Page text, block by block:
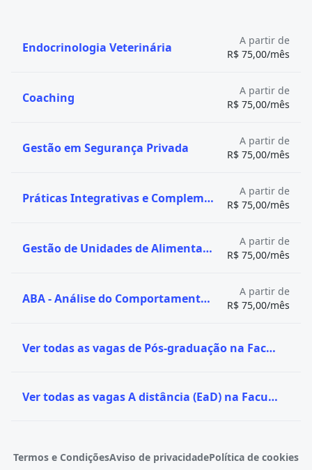
Endocrinologia Veterinária
A partir de
R$ 75,00/mês
Coaching
A partir de
R$ 75,00/mês
Gestão em Segurança Privada
A partir de
R$ 75,00/mês
Práticas Integrativas e Complementares à Saúde
A partir de
R$ 75,00/mês
Gestão de Unidades de Alimentação e Nutrição - UAN
A partir de
R$ 75,00/mês
ABA - Análise do Comportamento Aplicada
A partir de
R$ 75,00/mês
Ver todas as vagas de Pós-graduação na Faculdade Iguaçu
Ver todas as vagas A distância (EaD) na Faculdade Iguaçu
Termos e CondiçõesAviso de privacidadePolítica de cookies